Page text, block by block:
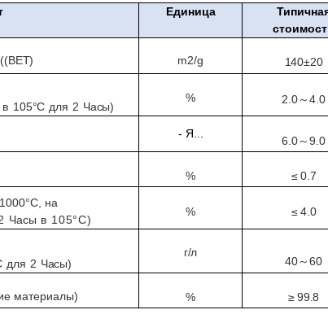
Единица
m2/g 140±20
в 105°C для 2 Часы)
% 2.0 ～ 4.0
- Я...
6.0 ～ 9.0
% ≤ 0.7
1000°C, на
Часы в 105°C)
% ≤ 4.0
для 2 Часы)
г/л
40 ～ 60
материалы) % ≥ 99.8